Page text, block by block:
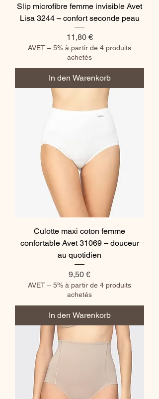
Slip microfibre femme invisible Avet
Lisa 3244 – confort seconde peau
Preis
11,80 €
AVET – 5% à partir de 4 produits
achetés
In den Warenkorb
Culotte maxi coton femme
confortable Avet 31069 – douceur
au quotidien
Preis
9,50 €
AVET – 5% à partir de 4 produits
achetés
In den Warenkorb